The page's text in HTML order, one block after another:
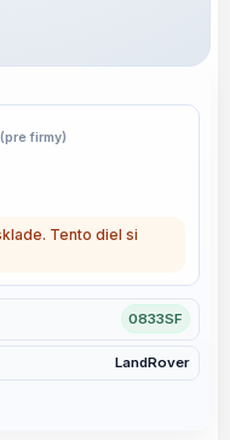
0833SF
LandRover
firmy)
Tento diel si